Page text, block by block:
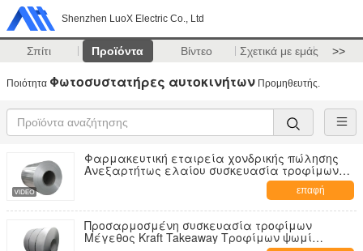
Shenzhen LuoX Electric Co., Ltd
Σπίτι Προϊόντα Βίντεο Σχετικά με εμάς >>
Ποιότητα Φωτοσυστατήρες αυτοκινήτων Προμηθευτής.
Φαρμακευτική εταιρεία χονδρικής πώλησης
Ανεξαρτήτως ελαίου συσκευασία τροφίμων
τσάντα τοστ ψωμί έξω από τον πωλητή κάτω
επαφή
Προσαρμοσμένη συσκευασία τροφίμων
Μέγεθος Kraft Takeaway Τροφίμων ψωμί